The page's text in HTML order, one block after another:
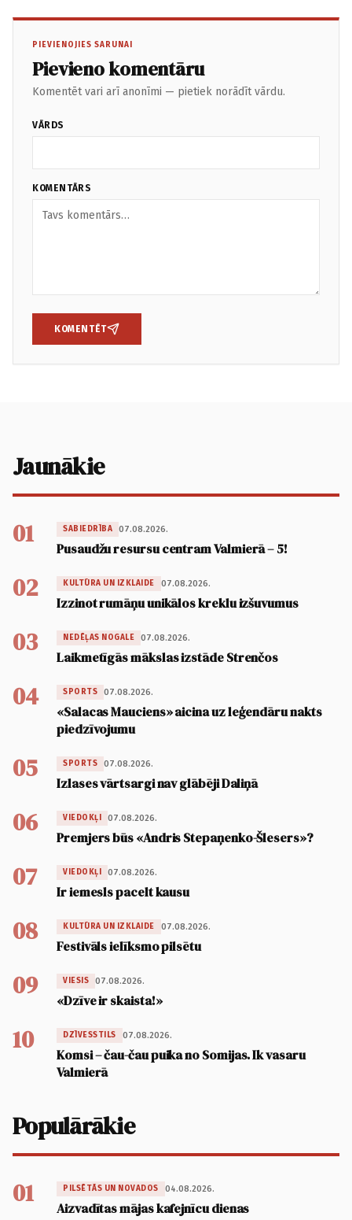
PIEVIENOJIES SARUNAI
Pievieno komentāru
Komentēt vari arī anonīmi — pietiek norādīt vārdu.
VĀRDS
KOMENTĀRS
KOMENTĒT
Jaunākie
01 SABIEDRĪBA 07.08.2026.
Pusaudžu resursu centram Valmierā – 5!
02 KULTŪRA UN IZKLAIDE 07.08.2026.
Izzinot rumāņu unikālos kreklu izšuvumus
03 NEDĒĻAS NOGALE 07.08.2026.
Laikmetīgās mākslas izstāde Strenčos
04 SPORTS 07.08.2026.
«Salacas Mauciens» aicina uz leģendāru nakts
piedzīvojumu
05 SPORTS 07.08.2026.
Izlases vārtsargi nav glābēji Daliņā
06 VIEDOKĻI 07.08.2026.
Premjers būs «Andris Stepaņenko-Šlesers»?
07 VIEDOKĻI 07.08.2026.
Ir iemesls pacelt kausu
08 KULTŪRA UN IZKLAIDE 07.08.2026.
Festivāls ielīksmo pilsētu
09 VIESIS 07.08.2026.
«Dzīve ir skaista!»
10 DZĪVESSTILS 07.08.2026.
Komsi – čau-čau puika no Somijas. Ik vasaru
Valmierā
Populārākie
01 PILSĒTĀS UN NOVADOS 04.08.2026.
Aizvadītas mājas kafejnīcu dienas